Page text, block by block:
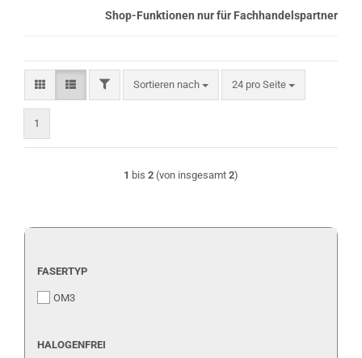
Shop-Funktionen nur für Fachhandelspartner
FILTERSortieren nach
Sortieren nach 24 pro Seite
pro Seite
1
1 bis 2 (von insgesamt 2)
FASERTYP
FASERTYP
OM3
HALOGENFREI
HALOGENFREI